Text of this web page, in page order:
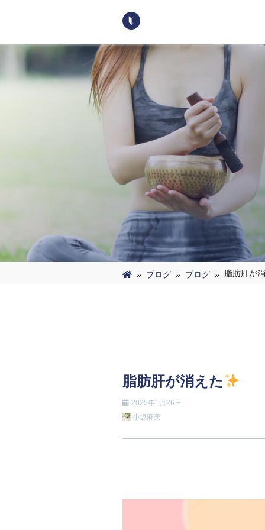
» ブログ » ブログ » 脂肪肝が
脂肪肝が消えた
2025年1月26日
小坂麻美